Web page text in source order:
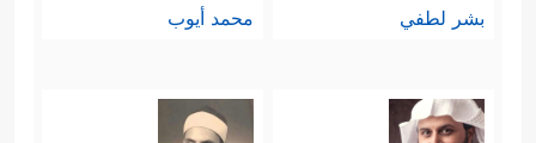
بشر لطفي محمد أيوب